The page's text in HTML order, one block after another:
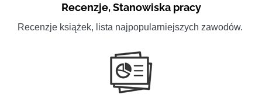
Recenzje,Stanowiska pracy
Recenzje książek, lista najpopularniejszych zawodów.